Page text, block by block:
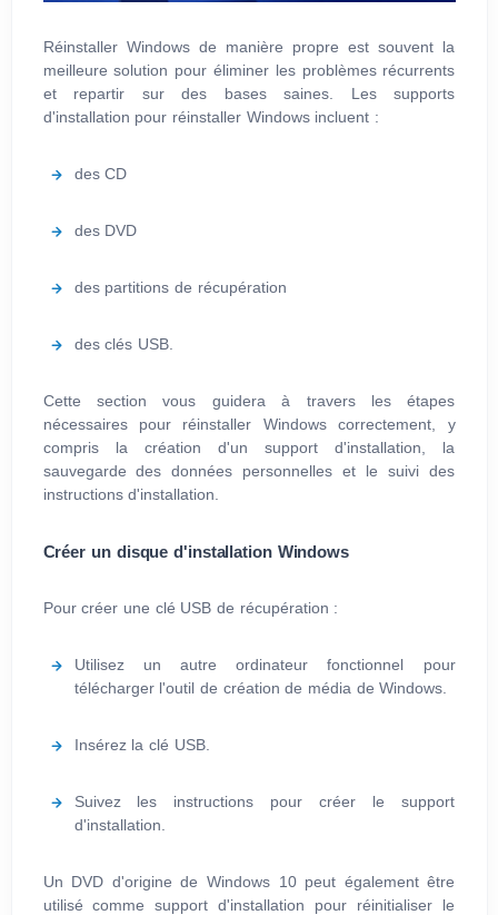
Réinstaller Windows de manière propre est souvent la
meilleure solution pour éliminer les problèmes récurrents
et repartir sur des bases saines. Les supports
d'installation pour réinstaller Windows incluent :
des CD
des DVD
des partitions de récupération
des clés USB.
Cette section vous guidera à travers les étapes
nécessaires pour réinstaller Windows correctement, y
compris la création d'un support d'installation, la
sauvegarde des données personnelles et le suivi des
instructions d'installation.
Créer un disque d'installation Windows
Pour créer une clé USB de récupération :
Utilisez un autre ordinateur fonctionnel pour
télécharger l'outil de création de média de Windows.
Insérez la clé USB.
Suivez les instructions pour créer le support
d'installation.
Un DVD d'origine de Windows 10 peut également être
utilisé comme support d'installation pour réinitialiser le